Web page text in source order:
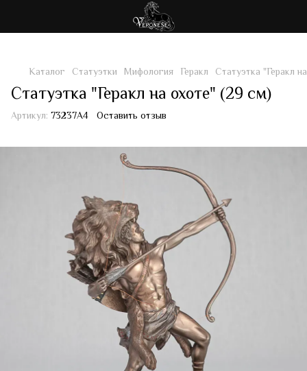
Каталог Статуэтки Мифология Геракл Статуэтка "Геракл
Статуэтка "Геракл на охоте" (29 см)
Артикул: 73237A4 Оставить отзыв